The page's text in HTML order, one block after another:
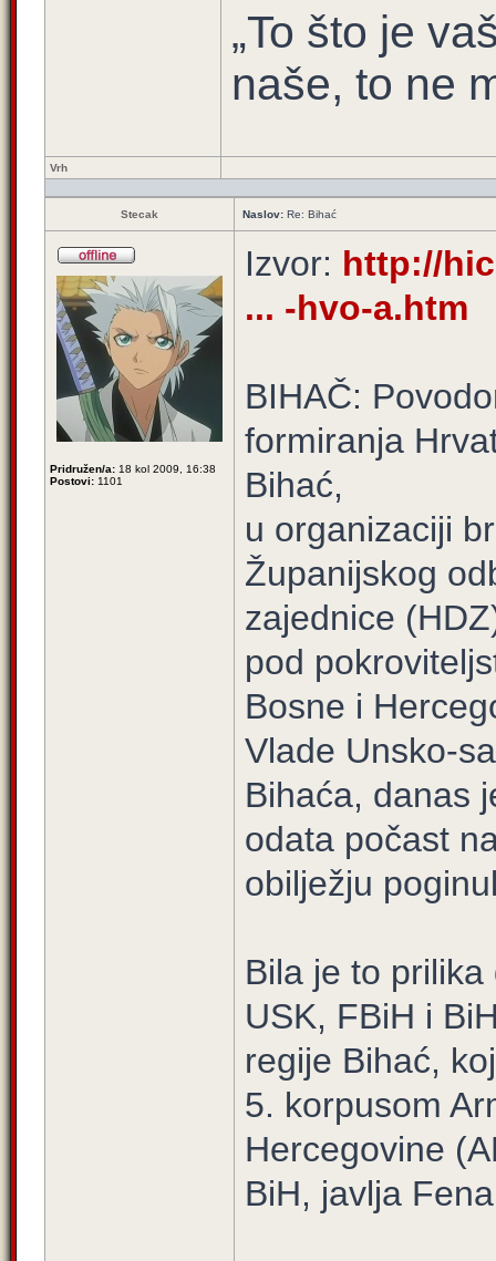
„To što je
naše, to ne
Vrh
Stecak Naslov: Re: Bihać
Pridružen/a: 18 kol 2009, 16:38
Postovi: 1101
Izvor: http://
... -hvo-a.htm
BIHAČ:
formiranja
Bihać,
u organizaciji
Županijskog
zajednice
pod
Bosne i
Vlade Unsko-
Bihaća, danas
odata počast
obilježju
Bila je to
USK, FBiH i
regije Bihać,
5. korpusom
Hercegovine
BiH, javlja